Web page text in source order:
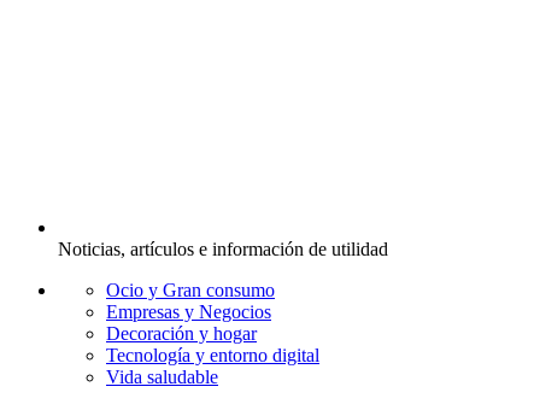
Noticias, artículos e información de utilidad
Ocio y Gran consumo
Empresas y Negocios
Decoración y hogar
Tecnología y entorno digital
Vida saludable